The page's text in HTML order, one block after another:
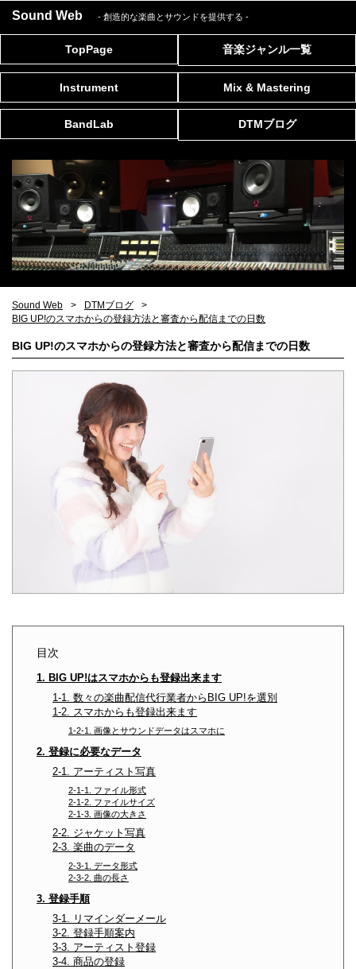
Sound Web - 創造的な楽曲とサウンドを提供する -
TopPage 音楽ジャンル一覧
Instrument Mix & Mastering
BandLab DTMブログ
Sound Web
DTMブログ
BIG UP!のスマホからの登録方法と審査から配信までの日数
BIG UP!のスマホからの登録方法と審査から配信までの日数
目次
1. BIG UP!はスマホからも登録出来ます
1-1. 数々の楽曲配信代行業者からBIG UP!を選別
1-2. スマホからも登録出来ます
1-2-1. 画像とサウンドデータはスマホに
2. 登録に必要なデータ
2-1. アーティスト写真
2-1-1. ファイル形式
2-1-2. ファイルサイズ
2-1-3. 画像の大きさ
2-2. ジャケット写真
2-3. 楽曲のデータ
2-3-1. データ形式
2-3-2. 曲の長さ
3. 登録手順
3-1. リマインダーメール
3-2. 登録手順案内
3-3. アーティスト登録
3-4. 商品の登録